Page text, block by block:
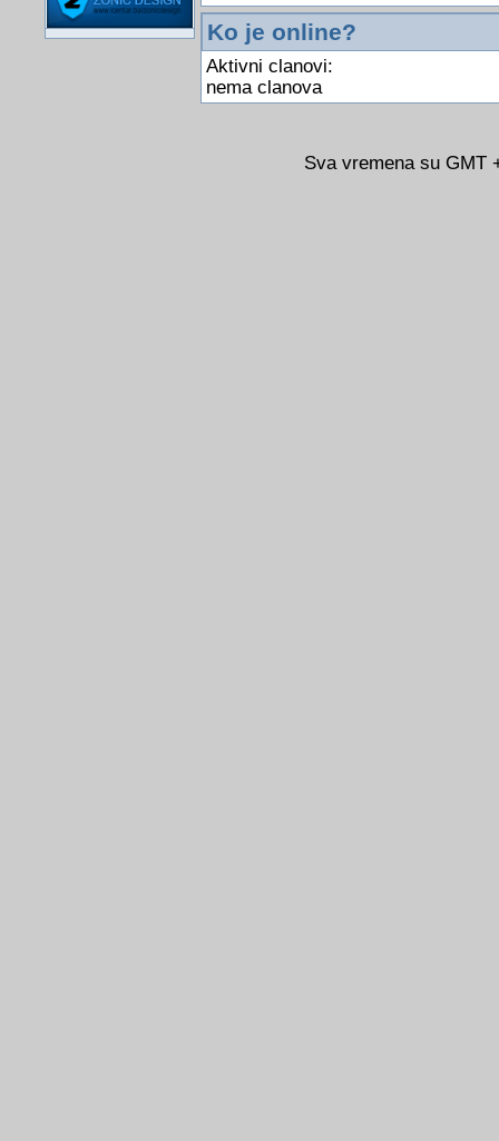
Ko je online?
Aktivni clanovi:
nema clanova
Sva vremena su GMT